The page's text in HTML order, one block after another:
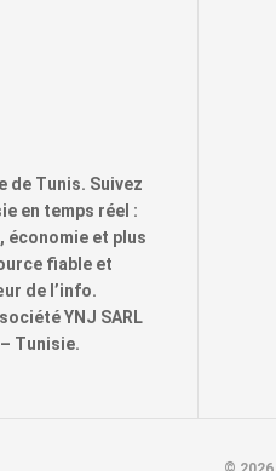
de Tunis. Suivez
en temps réel :
et plus
fiable et
de l’info.
YNJ SARL
– Tunisie.